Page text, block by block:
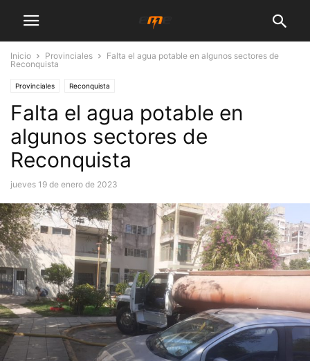
Inicio Provinciales
Falta el agua potable en algunos sectores de
Reconquista
Provinciales Reconquista
Falta el agua potable en
algunos sectores de
Reconquista
jueves 19 de enero de 2023